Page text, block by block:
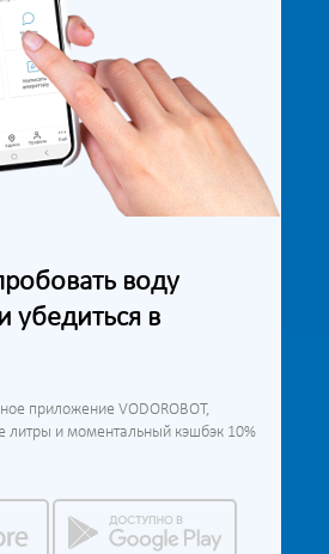
воду
убедиться в
приложение VODOROBOT,
литры и моментальный кэшбэк 10%